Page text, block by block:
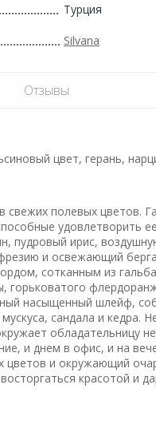
Турция
Silvana
Отзывы
цвет, герань,
свежих полевых цветов.
удовлетворить ее
пудровый ирис,
и освежающий
сотканным из
горьковатого
насыщенный шлейф,
сандала и кедра.
обладательницу
и днем в офис, и на
цветов и окружающий
красотой и